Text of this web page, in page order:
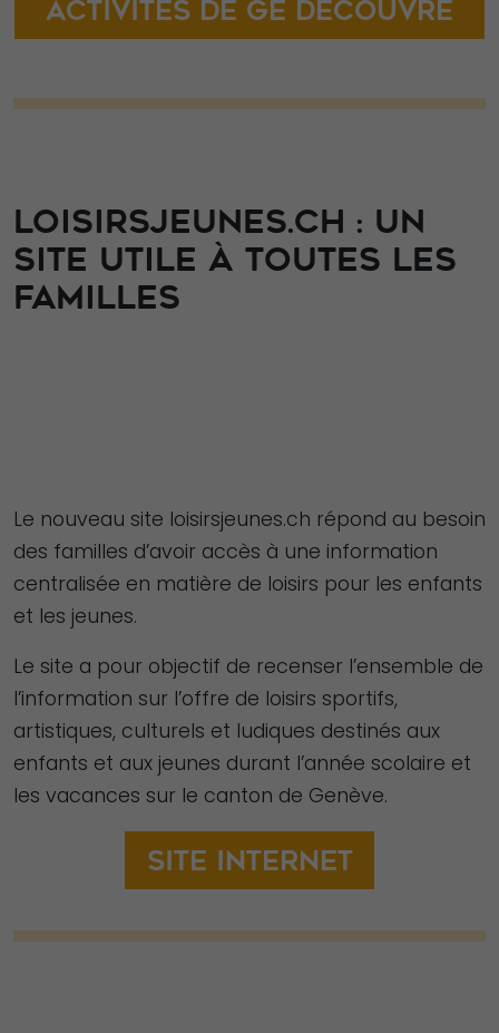
activités de GE DECOUVRE
LOISIRSJEUNES.CH : UN
SITE UTILE À TOUTES LES
FAMILLES
Le nouveau site loisirsjeunes.ch répond au besoin
des familles d’avoir accès à une information
centralisée en matière de loisirs pour les enfants
et les jeunes.
Le site a pour objectif de recenser l’ensemble de
l’information sur l’offre de loisirs sportifs,
artistiques, culturels et ludiques destinés aux
enfants et aux jeunes durant l’année scolaire et
les vacances sur le canton de Genève.
Site internet
Nécessaire
Ces cookies ne
facultatifs. Ils